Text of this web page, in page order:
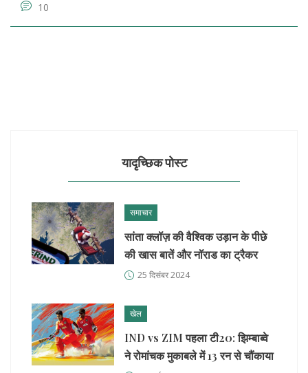
10
यादृच्छिक पोस्ट
समाचार
सांता क्लॉज़ की वैश्विक उड़ान के पीछे
की खास बातें और नॉराड का ट्रैकर
25 दिसंबर 2024
खेल
IND vs ZIM पहला टी20: झिम्बाब्वे
ने रोमांचक मुकाबले में 13 रन से चौंकाया